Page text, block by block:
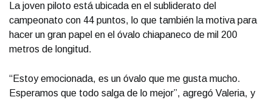
La joven piloto está ubicada en el subliderato del
campeonato con 44 puntos, lo que también la motiva para
hacer un gran papel en el óvalo chiapaneco de mil 200
metros de longitud.
“Estoy emocionada, es un óvalo que me gusta mucho.
Esperamos que todo salga de lo mejor”, agregó Valeria, y